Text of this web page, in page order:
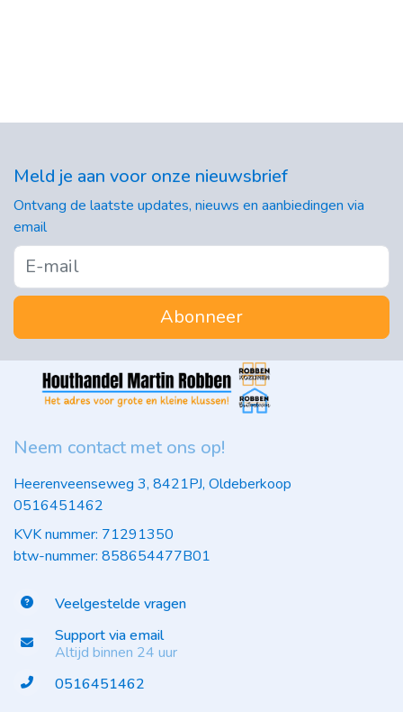
Meld je aan voor onze nieuwsbrief
Ontvang de laatste updates, nieuws en aanbiedingen via
email
Abonneer
Neem contact met ons op!
Heerenveenseweg 3, 8421PJ, Oldeberkoop
0516451462
KVK nummer: 71291350
btw-nummer: 858654477B01
Veelgestelde vragen
Support via email
Altijd binnen 24 uur
0516451462